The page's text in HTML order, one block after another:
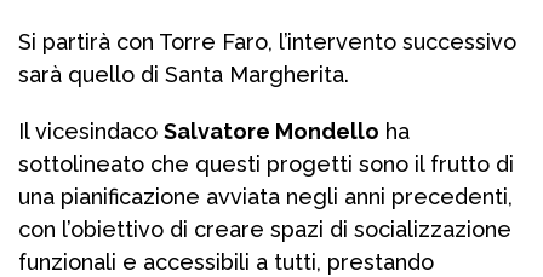
Si partirà con Torre Faro, l’intervento successivo
sarà quello di Santa Margherita.
Il vicesindaco Salvatore Mondello ha
sottolineato che questi progetti sono il frutto di
una pianificazione avviata negli anni precedenti,
con l’obiettivo di creare spazi di socializzazione
funzionali e accessibili a tutti, prestando